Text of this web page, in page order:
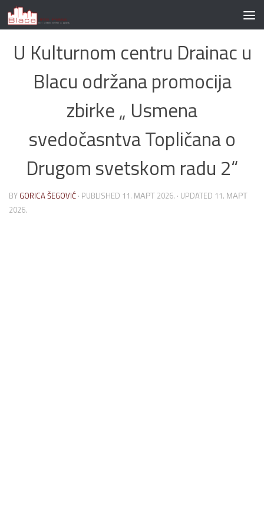
Skip to content
U Kulturnom centru Drainac u
Blacu održana promocija
zbirke „ Usmena
svedočasntva Topličana o
Drugom svetskom radu 2“
BY GORICA ŠEGOVIĆ · PUBLISHED 11. МАРТ 2026. · UPDATED 11. МАРТ
2026.